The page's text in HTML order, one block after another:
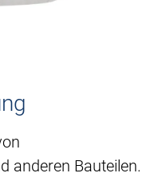
anderen Bauteilen.